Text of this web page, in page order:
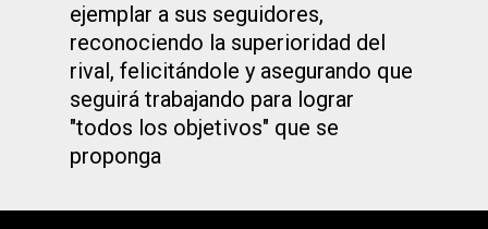
ejemplar a sus seguidores,
reconociendo la superioridad del
rival, felicitándole y asegurando que
seguirá trabajando para lograr
"todos los objetivos" que se
proponga